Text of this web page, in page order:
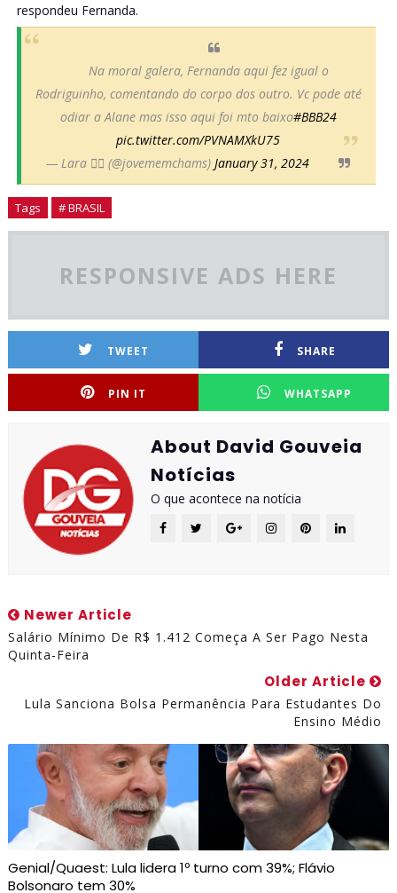
respondeu Fernanda.
Na moral galera, Fernanda aqui fez igual o
Rodriguinho, comentando do corpo dos outro. Vc pode até
odiar a Alane mas isso aqui foi mto baixo#BBB24
pic.twitter.com/PVNAMXkU75
— Lara 🏳️‍🌈 (@jovememchams)January 31, 2024
Tags # BRASIL
RESPONSIVE ADS HERE
TWEET SHARE
PIN IT WHATSAPP
About David Gouveia
Notícias
O que acontece na notícia
Newer Article
Salário Mínimo De R$ 1.412 Começa A Ser Pago Nesta
Quinta-Feira
Older Article
Lula Sanciona Bolsa Permanência Para Estudantes Do
Ensino Médio
Genial/Quaest: Lula lidera 1º turno com 39%; Flávio
Bolsonaro tem 30%